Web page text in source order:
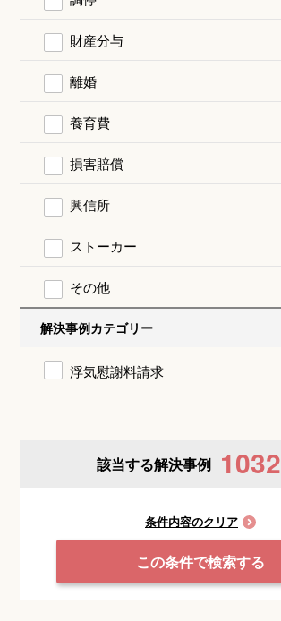
財産分与
離婚
養育費
損害賠償
興信所
ストーカー
その他
解決事例カテゴリー
浮気慰謝料請求
該当する解決事例 1032
条件内容のクリア
この条件で検索する